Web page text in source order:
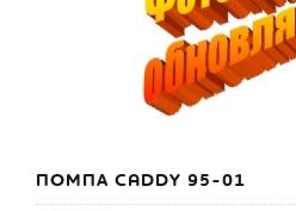
ПОМПА CADDY 95-01